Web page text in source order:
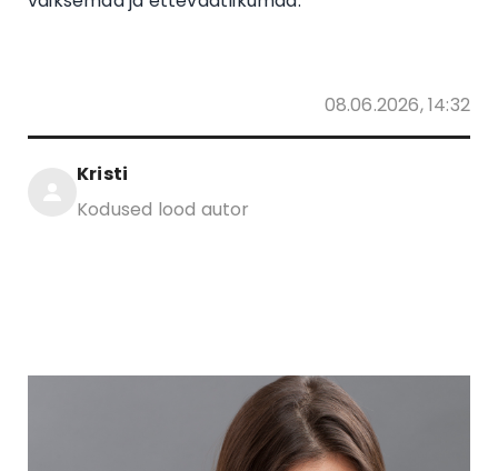
08.06.2026, 14:32
Kristi
Kodused lood autor